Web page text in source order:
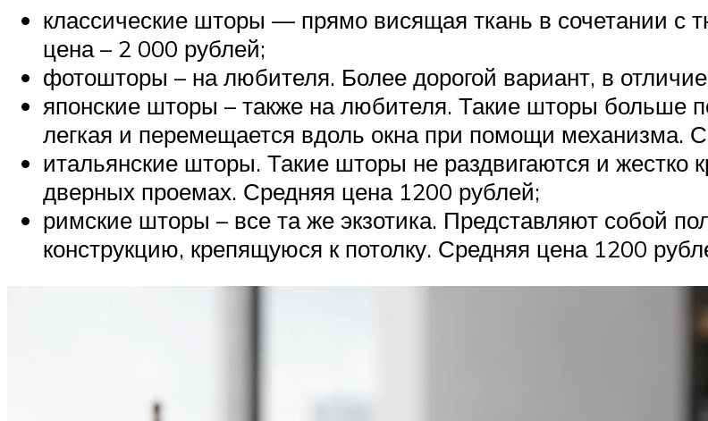
классические шторы — прямо висящая ткань в сочетании с
цена – 2 000 рублей;
фотошторы – на любителя. Более дорогой вариант, в
японские шторы – также на любителя. Такие шторы больше
легкая и перемещается вдоль окна при помощи механизма.
итальянские шторы. Такие шторы не раздвигаются и жестко
дверных проемах. Средняя цена 1200 рублей;
римские шторы – все та же экзотика. Представляют собой
конструкцию, крепящуюся к потолку. Средняя цена 1200